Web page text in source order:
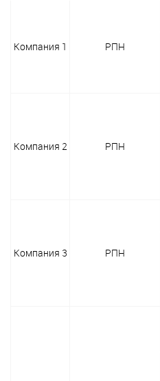
Компания 1 РПН
Компания 2 РПН
Компания 3 РПН